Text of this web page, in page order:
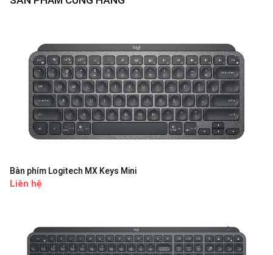
Bàn phím Logitech MX Keys Mini
Liên hệ